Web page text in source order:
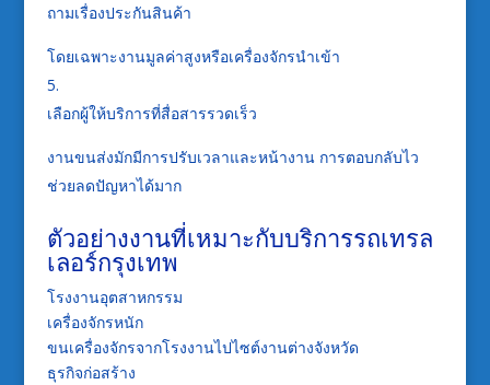
ถามเรื่องประกันสินค้า
โดยเฉพาะงานมูลค่าสูงหรือเครื่องจักรนำเข้า
เลือกผู้ให้บริการที่สื่อสารรวดเร็ว
งานขนส่งมักมีการปรับเวลาและหน้างาน การตอบกลับไว
ช่วยลดปัญหาได้มาก
ตัวอย่างงานที่เหมาะกับบริการรถเทรล
เลอร์กรุงเทพ
โรงงานอุตสาหกรรม
เครื่องจักรหนัก
ขนเครื่องจักรจากโรงงานไปไซต์งานต่างจังหวัด
ธุรกิจก่อสร้าง